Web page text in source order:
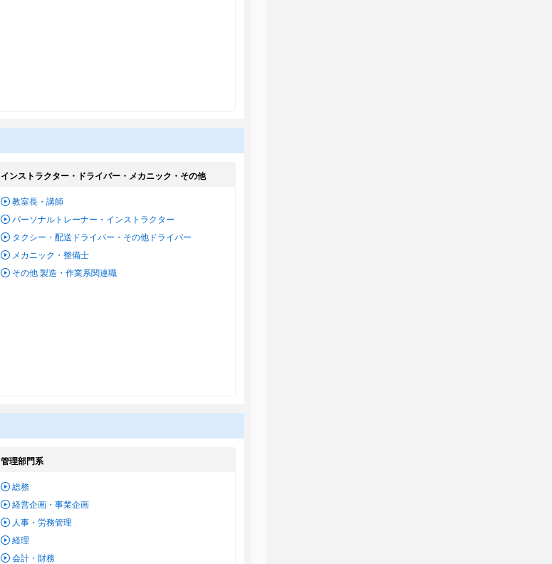
インストラクター・ドライバー・メカニック・その他
教室長・講師
パーソナルトレーナー・インストラクター
タクシー・配送ドライバー・その他ドライバー
メカニック・整備士
その他 製造・作業系関連職
管理部門系
総務
経営企画・事業企画
人事・労務管理
経理
会計・財務